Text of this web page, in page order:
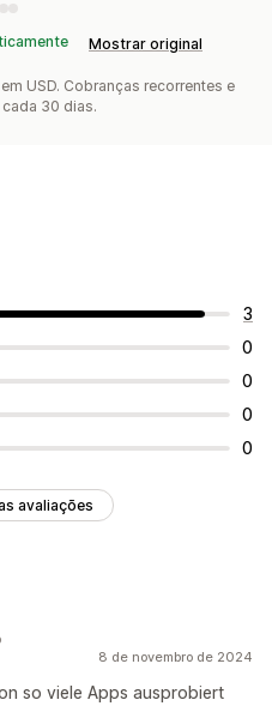
Mostrar original
USD. Cobranças recorrentes e
30 dias.
3
0
0
0
0
avaliações
8 de novembro de 2024
so viele Apps ausprobiert